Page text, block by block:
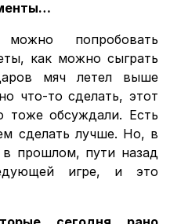
попробовать
как можно сыграть
мяч летел выше
что-то сделать, этот
тоже обсуждали. Есть
сделать лучше. Но, в
прошлом, пути назад
игре, и это